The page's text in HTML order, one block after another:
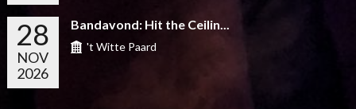
28
NOV
2026
Bandavond: Hit the Ceilin...
't Witte Paard